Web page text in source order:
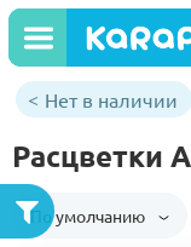
Нет в наличии
Расцветки
По умолчанию